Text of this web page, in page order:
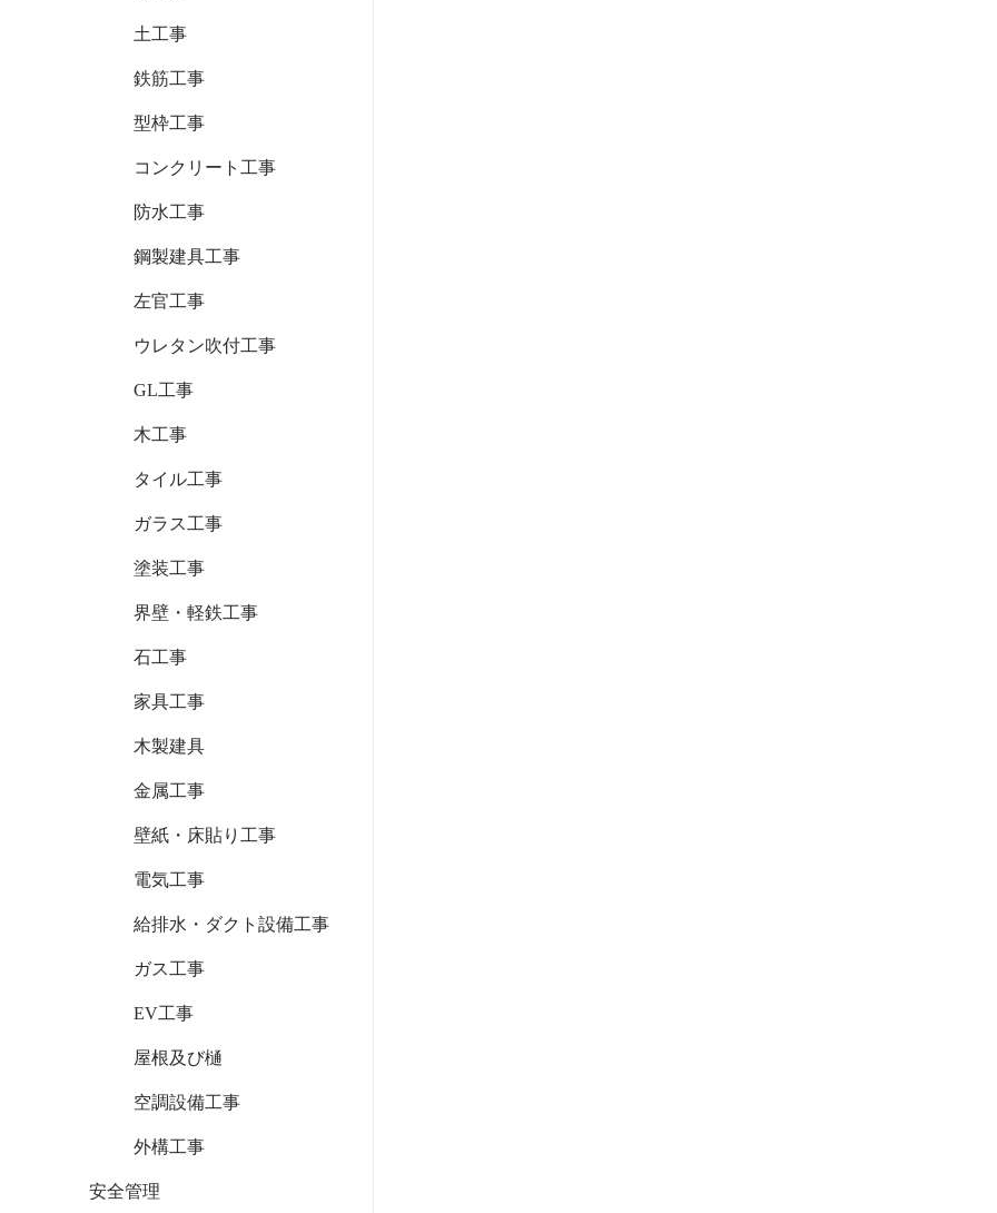
土工事
鉄筋工事
型枠工事
コンクリート工事
防水工事
鋼製建具工事
左官工事
ウレタン吹付工事
GL工事
木工事
タイル工事
ガラス工事
塗装工事
界壁・軽鉄工事
石工事
家具工事
木製建具
金属工事
壁紙・床貼り工事
電気工事
給排水・ダクト設備工事
ガス工事
EV工事
屋根及び樋
空調設備工事
外構工事
安全管理